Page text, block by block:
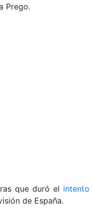
Prego.
que duró el intento
de España.